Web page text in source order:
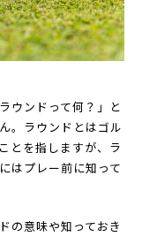
ウンドって何？」と
。ラウンドとはゴル
とを指しますが、ラ
はプレー前に知って
の意味や知っておき